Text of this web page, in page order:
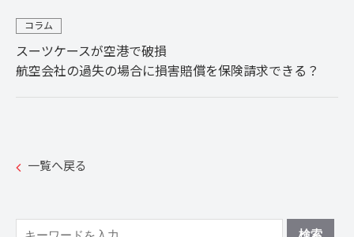
コラム
スーツケースが空港で破損
航空会社の過失の場合に損害賠償を保険請求できる？
一覧へ戻る